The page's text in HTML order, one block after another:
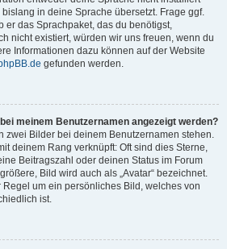
in deine Sprache übersetzt. Frage ggf.
er das Sprachpaket, das du benötigst,
nicht existiert, würden wir uns freuen, wenn du
Informationen dazu können auf der Website
gefunden werden.
meinem Benutzernamen angezeigt werden?
zwei Bilder bei deinem Benutzernamen stehen.
deinem Rang verknüpft: Oft sind dies Sterne,
Beitragszahl oder deinen Status im Forum
Bild wird auch als „Avatar“ bezeichnet.
um ein persönliches Bild, welches von
ist.